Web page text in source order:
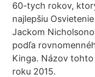
60-tych rokov,
najlepšiu
Jackom
podľa
Kinga. Názov
roku 2015.